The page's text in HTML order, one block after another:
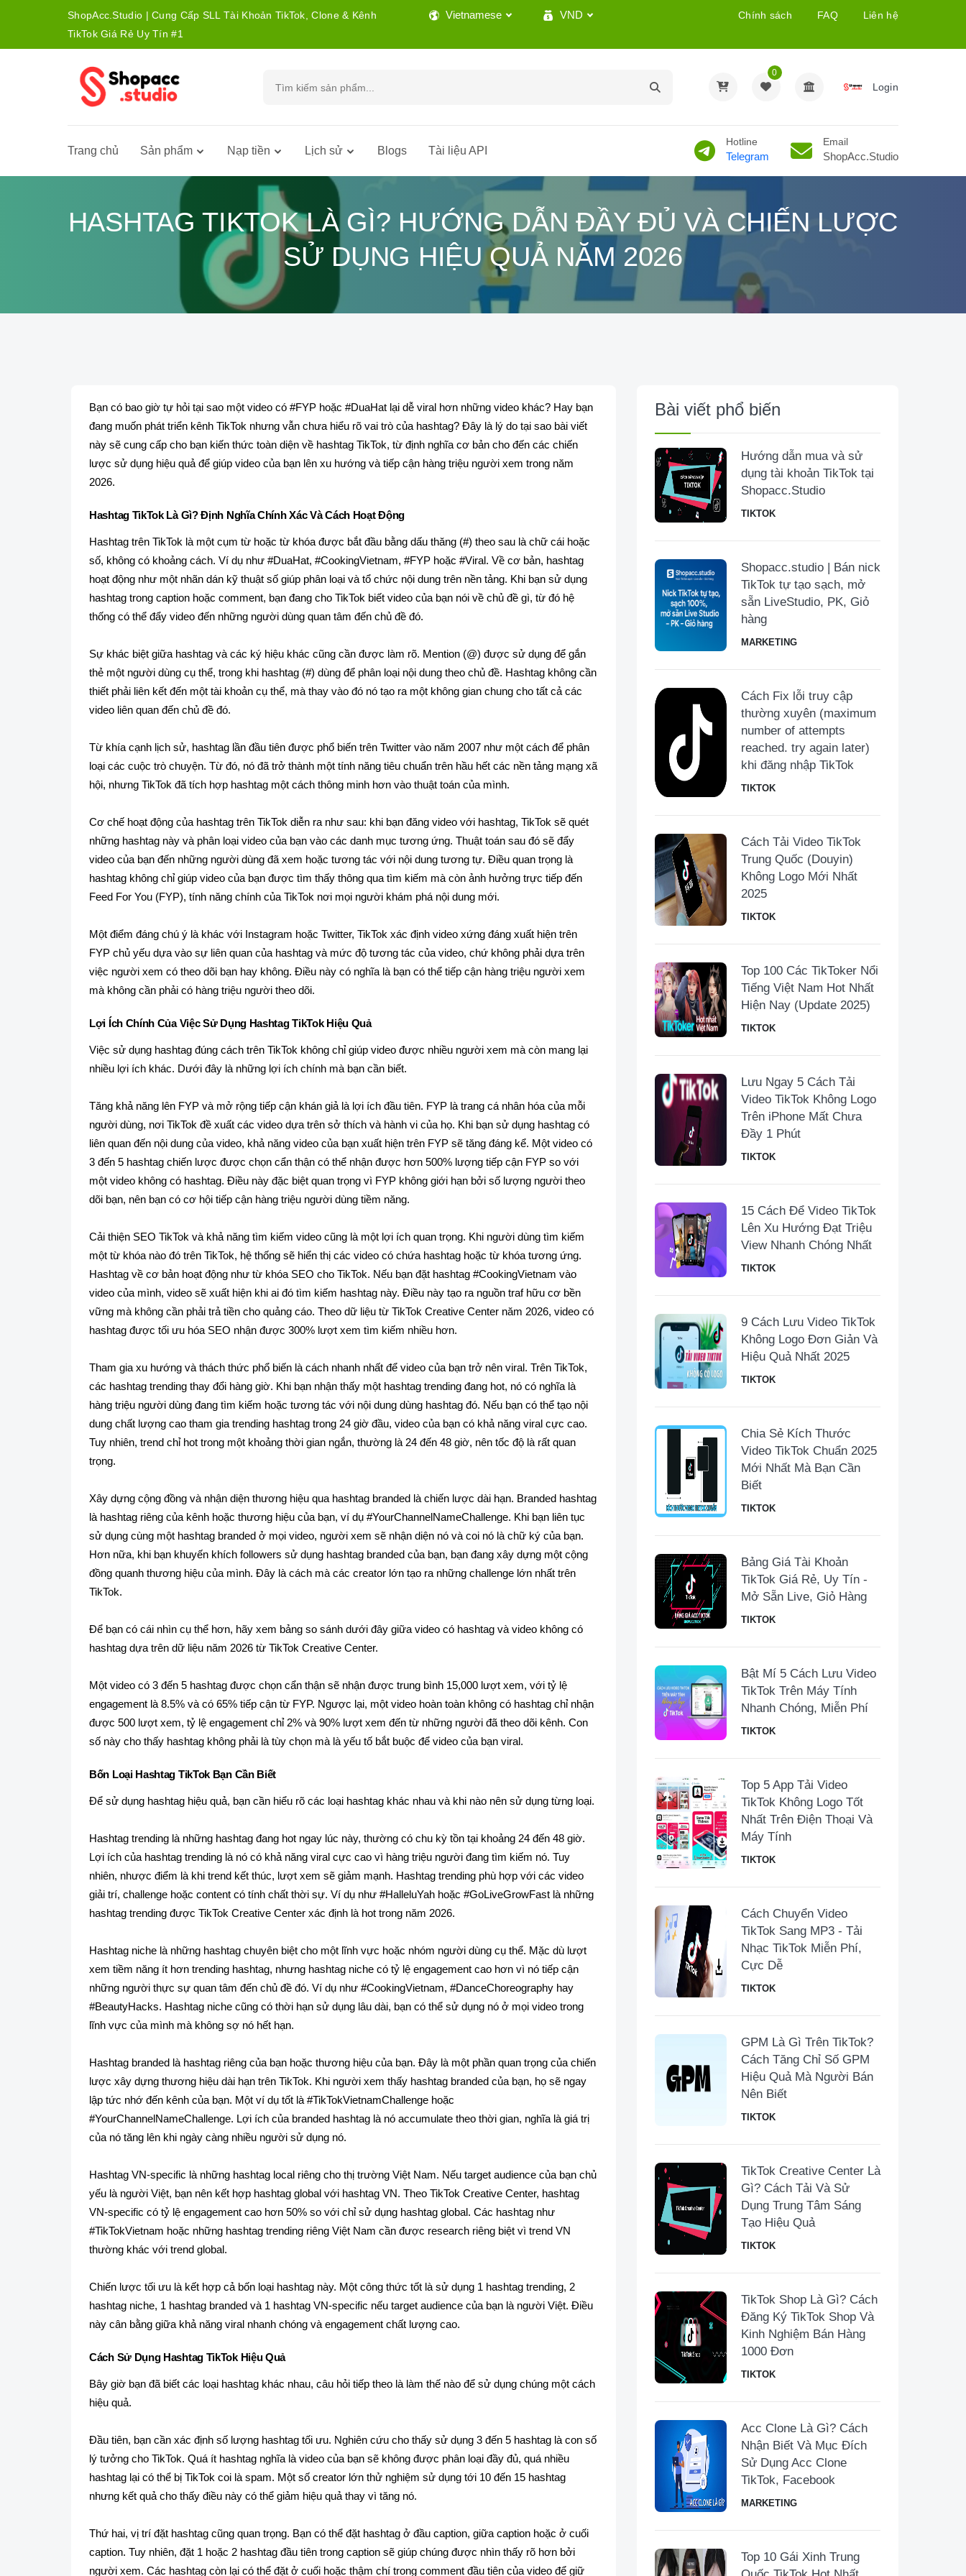
ShopAcc.Studio | Cung Cấp SLL Tài Khoản TikTok, Clone & Kênh
TikTok Giá Rẻ Uy Tín #1
Vietnamese VND Chính sách FAQ Liên hệ
0
Login
Trang chủ Sản phẩm Nạp tiền Lịch sử Blogs Tài liệu API
Hotline
Telegram
Email
ShopAcc.Studio
HASHTAG TIKTOK LÀ GÌ? HƯỚNG DẪN ĐẦY ĐỦ VÀ CHIẾN LƯỢC
SỬ DỤNG HIỆU QUẢ NĂM 2026
Bạn có bao giờ tự hỏi tại sao một video có #FYP hoặc #DuaHat lại dễ viral hơn những video khác? Hay bạn
đang muốn phát triển kênh TikTok nhưng vẫn chưa hiểu rõ vai trò của hashtag? Đây là lý do tại sao bài viết
này sẽ cung cấp cho bạn kiến thức toàn diện về hashtag TikTok, từ định nghĩa cơ bản cho đến các chiến
lược sử dụng hiệu quả để giúp video của bạn lên xu hướng và tiếp cận hàng triệu người xem trong năm
2026.
Hashtag TikTok Là Gì? Định Nghĩa Chính Xác Và Cách Hoạt Động
Hashtag trên TikTok là một cụm từ hoặc từ khóa được bắt đầu bằng dấu thăng (#) theo sau là chữ cái hoặc
số, không có khoảng cách. Ví dụ như #DuaHat, #CookingVietnam, #FYP hoặc #Viral. Về cơ bản, hashtag
hoạt động như một nhãn dán kỹ thuật số giúp phân loại và tổ chức nội dung trên nền tảng. Khi bạn sử dụng
hashtag trong caption hoặc comment, bạn đang cho TikTok biết video của bạn nói về chủ đề gì, từ đó hệ
thống có thể đẩy video đến những người dùng quan tâm đến chủ đề đó.
Sự khác biệt giữa hashtag và các ký hiệu khác cũng cần được làm rõ. Mention (@) được sử dụng để gắn
thẻ một người dùng cụ thể, trong khi hashtag (#) dùng để phân loại nội dung theo chủ đề. Hashtag không cần
thiết phải liên kết đến một tài khoản cụ thể, mà thay vào đó nó tạo ra một không gian chung cho tất cả các
video liên quan đến chủ đề đó.
Từ khía cạnh lịch sử, hashtag lần đầu tiên được phổ biến trên Twitter vào năm 2007 như một cách để phân
loại các cuộc trò chuyện. Từ đó, nó đã trở thành một tính năng tiêu chuẩn trên hầu hết các nền tảng mạng xã
hội, nhưng TikTok đã tích hợp hashtag một cách thông minh hơn vào thuật toán của mình.
Cơ chế hoạt động của hashtag trên TikTok diễn ra như sau: khi bạn đăng video với hashtag, TikTok sẽ quét
những hashtag này và phân loại video của bạn vào các danh mục tương ứng. Thuật toán sau đó sẽ đẩy
video của bạn đến những người dùng đã xem hoặc tương tác với nội dung tương tự. Điều quan trọng là
hashtag không chỉ giúp video của bạn được tìm thấy thông qua tìm kiếm mà còn ảnh hưởng trực tiếp đến
Feed For You (FYP), tính năng chính của TikTok nơi mọi người khám phá nội dung mới.
Một điểm đáng chú ý là khác với Instagram hoặc Twitter, TikTok xác định video xứng đáng xuất hiện trên
FYP chủ yếu dựa vào sự liên quan của hashtag và mức độ tương tác của video, chứ không phải dựa trên
việc người xem có theo dõi bạn hay không. Điều này có nghĩa là bạn có thể tiếp cận hàng triệu người xem
mà không cần phải có hàng triệu người theo dõi.
Lợi Ích Chính Của Việc Sử Dụng Hashtag TikTok Hiệu Quả
Việc sử dụng hashtag đúng cách trên TikTok không chỉ giúp video được nhiều người xem mà còn mang lại
nhiều lợi ích khác. Dưới đây là những lợi ích chính mà bạn cần biết.
Tăng khả năng lên FYP và mở rộng tiếp cận khán giả là lợi ích đầu tiên. FYP là trang cá nhân hóa của mỗi
người dùng, nơi TikTok đề xuất các video dựa trên sở thích và hành vi của họ. Khi bạn sử dụng hashtag có
liên quan đến nội dung của video, khả năng video của bạn xuất hiện trên FYP sẽ tăng đáng kể. Một video có
3 đến 5 hashtag chiến lược được chọn cẩn thận có thể nhận được hơn 500% lượng tiếp cận FYP so với
một video không có hashtag. Điều này đặc biệt quan trọng vì FYP không giới hạn bởi số lượng người theo
dõi bạn, nên bạn có cơ hội tiếp cận hàng triệu người dùng tiềm năng.
Cải thiện SEO TikTok và khả năng tìm kiếm video cũng là một lợi ích quan trọng. Khi người dùng tìm kiếm
một từ khóa nào đó trên TikTok, hệ thống sẽ hiển thị các video có chứa hashtag hoặc từ khóa tương ứng.
Hashtag về cơ bản hoạt động như từ khóa SEO cho TikTok. Nếu bạn đặt hashtag #CookingVietnam vào
video của mình, video sẽ xuất hiện khi ai đó tìm kiếm hashtag này. Điều này tạo ra nguồn traf hữu cơ bền
vững mà không cần phải trả tiền cho quảng cáo. Theo dữ liệu từ TikTok Creative Center năm 2026, video có
hashtag được tối ưu hóa SEO nhận được 300% lượt xem tìm kiếm nhiều hơn.
Tham gia xu hướng và thách thức phổ biến là cách nhanh nhất để video của bạn trở nên viral. Trên TikTok,
các hashtag trending thay đổi hàng giờ. Khi bạn nhận thấy một hashtag trending đang hot, nó có nghĩa là
hàng triệu người dùng đang tìm kiếm hoặc tương tác với nội dung dùng hashtag đó. Nếu bạn có thể tạo nội
dung chất lượng cao tham gia trending hashtag trong 24 giờ đầu, video của bạn có khả năng viral cực cao.
Tuy nhiên, trend chỉ hot trong một khoảng thời gian ngắn, thường là 24 đến 48 giờ, nên tốc độ là rất quan
trọng.
Xây dựng cộng đồng và nhận diện thương hiệu qua hashtag branded là chiến lược dài hạn. Branded hashtag
là hashtag riêng của kênh hoặc thương hiệu của bạn, ví dụ #YourChannelNameChallenge. Khi bạn liên tục
sử dụng cùng một hashtag branded ở mọi video, người xem sẽ nhận diện nó và coi nó là chữ ký của bạn.
Hơn nữa, khi bạn khuyến khích followers sử dụng hashtag branded của bạn, bạn đang xây dựng một cộng
đồng quanh thương hiệu của mình. Đây là cách mà các creator lớn tạo ra những challenge lớn nhất trên
TikTok.
Để bạn có cái nhìn cụ thể hơn, hãy xem bảng so sánh dưới đây giữa video có hashtag và video không có
hashtag dựa trên dữ liệu năm 2026 từ TikTok Creative Center.
Một video có 3 đến 5 hashtag được chọn cẩn thận sẽ nhận được trung bình 15,000 lượt xem, với tỷ lệ
engagement là 8.5% và có 65% tiếp cận từ FYP. Ngược lại, một video hoàn toàn không có hashtag chỉ nhận
được 500 lượt xem, tỷ lệ engagement chỉ 2% và 90% lượt xem đến từ những người đã theo dõi kênh. Con
số này cho thấy hashtag không phải là tùy chọn mà là yếu tố bắt buộc để video của bạn viral.
Bốn Loại Hashtag TikTok Bạn Cần Biết
Để sử dụng hashtag hiệu quả, bạn cần hiểu rõ các loại hashtag khác nhau và khi nào nên sử dụng từng loại.
Hashtag trending là những hashtag đang hot ngay lúc này, thường có chu kỳ tồn tại khoảng 24 đến 48 giờ.
Lợi ích của hashtag trending là nó có khả năng viral cực cao vì hàng triệu người đang tìm kiếm nó. Tuy
nhiên, nhược điểm là khi trend kết thúc, lượt xem sẽ giảm mạnh. Hashtag trending phù hợp với các video
giải trí, challenge hoặc content có tính chất thời sự. Ví dụ như #HalleluYah hoặc #GoLiveGrowFast là những
hashtag trending được TikTok Creative Center xác định là hot trong năm 2026.
Hashtag niche là những hashtag chuyên biệt cho một lĩnh vực hoặc nhóm người dùng cụ thể. Mặc dù lượt
xem tiềm năng ít hơn trending hashtag, nhưng hashtag niche có tỷ lệ engagement cao hơn vì nó tiếp cận
những người thực sự quan tâm đến chủ đề đó. Ví dụ như #CookingVietnam, #DanceChoreography hay
#BeautyHacks. Hashtag niche cũng có thời hạn sử dụng lâu dài, bạn có thể sử dụng nó ở mọi video trong
lĩnh vực của mình mà không sợ nó hết hạn.
Hashtag branded là hashtag riêng của bạn hoặc thương hiệu của bạn. Đây là một phần quan trọng của chiến
lược xây dựng thương hiệu dài hạn trên TikTok. Khi người xem thấy hashtag branded của bạn, họ sẽ ngay
lập tức nhớ đến kênh của bạn. Một ví dụ tốt là #TikTokVietnamChallenge hoặc
#YourChannelNameChallenge. Lợi ích của branded hashtag là nó accumulate theo thời gian, nghĩa là giá trị
của nó tăng lên khi ngày càng nhiều người sử dụng nó.
Hashtag VN-specific là những hashtag local riêng cho thị trường Việt Nam. Nếu target audience của bạn chủ
yếu là người Việt, bạn nên kết hợp hashtag global với hashtag VN. Theo TikTok Creative Center, hashtag
VN-specific có tỷ lệ engagement cao hơn 50% so với chỉ sử dụng hashtag global. Các hashtag như
#TikTokVietnam hoặc những hashtag trending riêng Việt Nam cần được research riêng biệt vì trend VN
thường khác với trend global.
Chiến lược tối ưu là kết hợp cả bốn loại hashtag này. Một công thức tốt là sử dụng 1 hashtag trending, 2
hashtag niche, 1 hashtag branded và 1 hashtag VN-specific nếu target audience của bạn là người Việt. Điều
này cân bằng giữa khả năng viral nhanh chóng và engagement chất lượng cao.
Cách Sử Dụng Hashtag TikTok Hiệu Quả
Bây giờ bạn đã biết các loại hashtag khác nhau, câu hỏi tiếp theo là làm thế nào để sử dụng chúng một cách
hiệu quả.
Đầu tiên, bạn cần xác định số lượng hashtag tối ưu. Nghiên cứu cho thấy sử dụng 3 đến 5 hashtag là con số
lý tưởng cho TikTok. Quá ít hashtag nghĩa là video của bạn sẽ không được phân loại đầy đủ, quá nhiều
hashtag lại có thể bị TikTok coi là spam. Một số creator lớn thử nghiệm sử dụng tới 10 đến 15 hashtag
nhưng kết quả cho thấy điều này có thể giảm hiệu quả thay vì tăng nó.
Thứ hai, vị trí đặt hashtag cũng quan trọng. Bạn có thể đặt hashtag ở đầu caption, giữa caption hoặc ở cuối
caption. Tuy nhiên, đặt 1 hoặc 2 hashtag đầu tiên trong caption sẽ giúp chúng được nhìn thấy rõ hơn bởi
người xem. Các hashtag còn lại có thể đặt ở cuối hoặc thậm chí trong comment đầu tiên của video để giữ
Bài viết phổ biến
Hướng dẫn mua và sử
dụng tài khoản TikTok tại
Shopacc.Studio
TIKTOK
Shopacc.studio | Bán nick
TikTok tự tạo sạch, mở
sẵn LiveStudio, PK, Giỏ
hàng
MARKETING
Cách Fix lỗi truy cập
thường xuyên (maximum
number of attempts
reached. try again later)
khi đăng nhập TikTok
TIKTOK
Cách Tải Video TikTok
Trung Quốc (Douyin)
Không Logo Mới Nhất
2025
TIKTOK
Top 100 Các TikToker Nổi
Tiếng Việt Nam Hot Nhất
Hiện Nay (Update 2025)
TIKTOK
Lưu Ngay 5 Cách Tải
Video TikTok Không Logo
Trên iPhone Mất Chưa
Đầy 1 Phút
TIKTOK
15 Cách Để Video TikTok
Lên Xu Hướng Đạt Triệu
View Nhanh Chóng Nhất
TIKTOK
9 Cách Lưu Video TikTok
Không Logo Đơn Giản Và
Hiệu Quả Nhất 2025
TIKTOK
Chia Sẻ Kích Thước
Video TikTok Chuẩn 2025
Mới Nhất Mà Bạn Cần
Biết
TIKTOK
Bảng Giá Tài Khoản
TikTok Giá Rẻ, Uy Tín -
Mở Sẵn Live, Giỏ Hàng
TIKTOK
Bật Mí 5 Cách Lưu Video
TikTok Trên Máy Tính
Nhanh Chóng, Miễn Phí
TIKTOK
Top 5 App Tải Video
TikTok Không Logo Tốt
Nhất Trên Điện Thoại Và
Máy Tính
TIKTOK
Cách Chuyển Video
TikTok Sang MP3 - Tải
Nhạc TikTok Miễn Phí,
Cực Dễ
TIKTOK
GPM Là Gì Trên TikTok?
Cách Tăng Chỉ Số GPM
Hiệu Quả Mà Người Bán
Nên Biết
TIKTOK
TikTok Creative Center Là
Gì? Cách Tải Và Sử
Dụng Trung Tâm Sáng
Tạo Hiệu Quả
TIKTOK
TikTok Shop Là Gì? Cách
Đăng Ký TikTok Shop Và
Kinh Nghiệm Bán Hàng
1000 Đơn
TIKTOK
Acc Clone Là Gì? Cách
Nhận Biết Và Mục Đích
Sử Dụng Acc Clone
TikTok, Facebook
MARKETING
Top 10 Gái Xinh Trung